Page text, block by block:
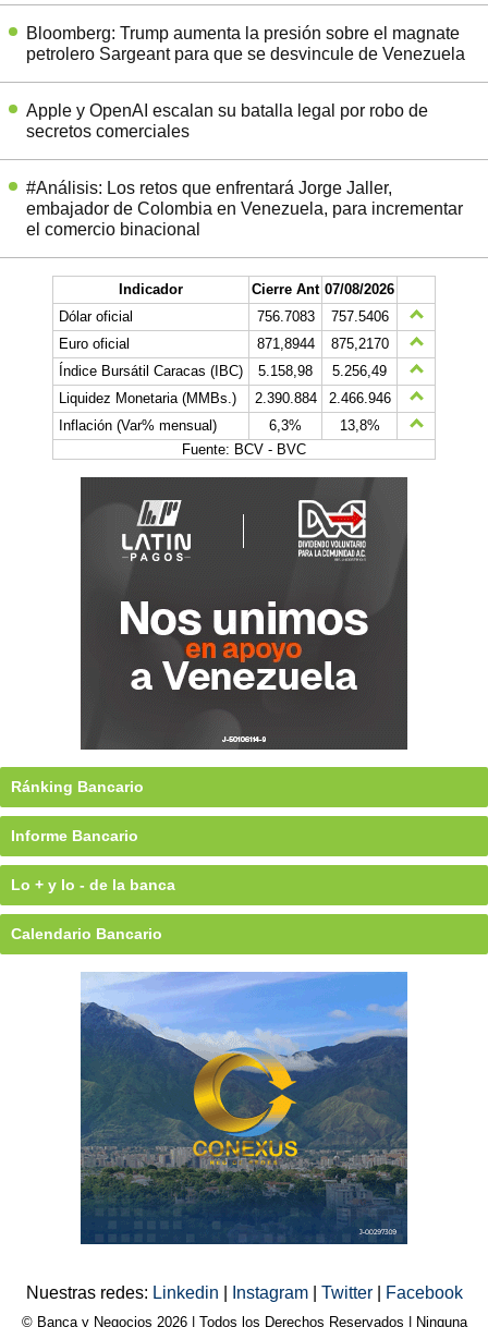
Bloomberg: Trump aumenta la presión sobre el magnate
petrolero Sargeant para que se desvincule de Venezuela
Apple y OpenAI escalan su batalla legal por robo de
secretos comerciales
#Análisis: Los retos que enfrentará Jorge Jaller,
embajador de Colombia en Venezuela, para incrementar
el comercio binacional
Indicador Cierre Ant 07/08/2026
Dólar oficial
756.7083
757.5406
Euro oficial
871,8944
875,2170
Índice Bursátil Caracas (IBC)
5.158,98
5.256,49
Liquidez Monetaria (MMBs.)
2.390.884
2.466.946
Inflación (Var% mensual)
6,3%
13,8%
Fuente: BCV - BVC
Ránking Bancario
Informe Bancario
Lo + y lo - de la banca
Calendario Bancario
Nuestras redes: Linkedin Instagram Twitter Facebook
© Banca y Negocios 2026 | Todos los Derechos Reservados | Ninguna